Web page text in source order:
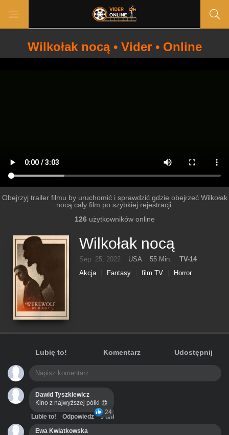
Wilkołak nocą • Vider • Online
Obejrzyj trailer filmu by uruchomić i sprawdzić gdzie obejrzeć Wilkołak
nocą cały film po szybkiej rejestracji.
126użytkowników online
Wilkołak nocą
Sep. 25, 2022 USA 55 Min.
TV-14
Akcja
Fantasy film TV Horror
Lubię to! Komentarz Udostępnij
Dawid Tyszkiewicz
Kino z najwyższej półki 😍
24
Lubie to! Odpowiedz
3 dni
Ewa Kwiatkowska